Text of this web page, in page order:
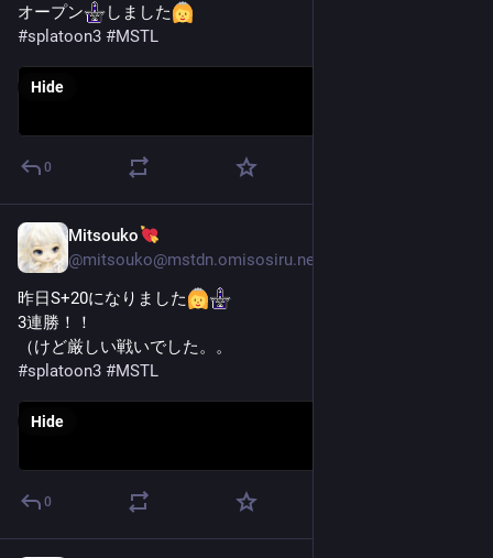
オープン​
​しました
#splatoon3 #MSTL
Hide
0
Mitsouko
@mitsouko@mstdn.omisosiru.net
昨日S+20になりました
3連勝！！
（けど厳しい戦いでした。。
#splatoon3 #MSTL
Hide
0